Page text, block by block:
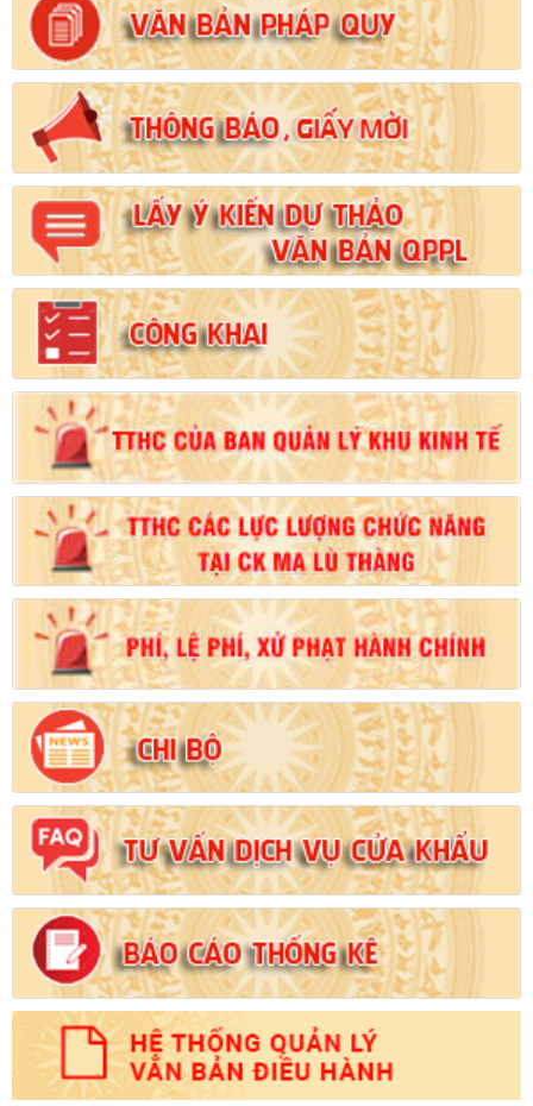
Số:102/2024/NĐ-CP
Tên:(Nghị định Quy định chi tiết thi hành một số điều của Luật
Đất đai)
Ngày ban hành: (21/08/2024)
Số:103/2024/NĐ-CP
Tên:(Nghị định Quy định về tiền sử dụng đất, tiền thuê đất)
Ngày ban hành: (21/08/2024)
Số:1731/KH-UBND
Tên:(Kế hoạch triển khai thi hành Luật Đất đai năm 2024)
Ngày ban hành: (21/08/2024)
Số:71/2024/NĐ-CP
Tên:(Nghị định Quy định về giá đất)
Ngày ban hành: (21/08/2024)